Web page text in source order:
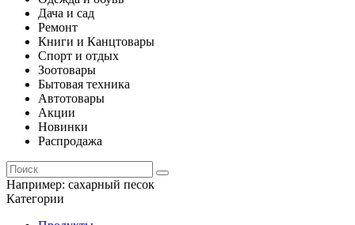
Дача и сад
Ремонт
Книги и Канцтовары
Спорт и отдых
Зоотовары
Бытовая техника
Автотовары
Акции
Новинки
Распродажа
Например: сахарный песок
Категории